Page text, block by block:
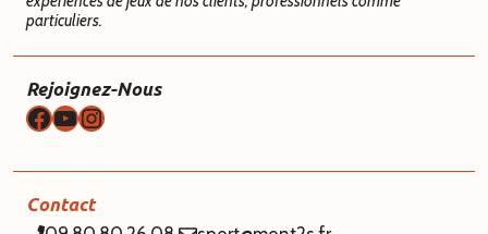
particuliers.
Rejoignez-Nous
Facebook
YouTube
Instagram
Contact